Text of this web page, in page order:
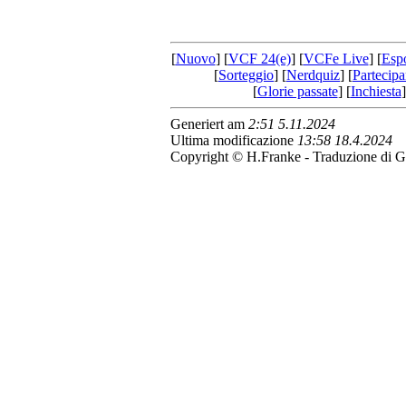
[Nuovo] [VCF 24(e)] [VCFe Live] [
[Sorteggio] [Nerdquiz] [
[Glorie passate] [Inchiesta
Generiert am 2:51 5.11.2024
Ultima modificazione 13:58 18.4.2024
Copyright © H.Franke - Traduzione di